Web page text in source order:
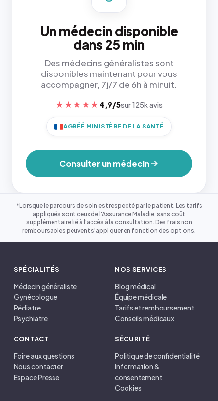
Un médecin disponible
dans 25 min
Des médecins généralistes sont
disponibles maintenant pour vous
accompagner, 7j/7 de 6h à minuit.
★★★★★ 4,9/5sur 125k avis
AGRÉÉ MINISTÈRE DE LA SANTÉ
Consulter un médecin
*Lorsque le parcours de soin est respecté par le patient. Les tarifs
appliqués sont ceux de l'Assurance Maladie, sans coût
supplémentaire lié à l'accès à la consultation. Des frais non
remboursables peuvent s'appliquer en fonction des options.
SPÉCIALITÉS
Médecin généraliste
Gynécologue
Pédiatre
Psychiatre
NOS SERVICES
Blog médical
Équipe médicale
Tarifs et remboursement
Conseils médicaux
CONTACT
Foire aux questions
Nous contacter
Espace Presse
SÉCURITÉ
Politique de confidentialité
Information &
consentement
Cookies